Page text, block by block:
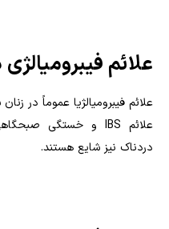
علائم فیبرومیالژی
علائم فیبرومیالژیا عموماً در
علائم IBSو خستگی صبحگاهی
دردناک نیز شایع هستند.